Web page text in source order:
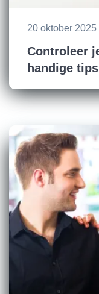
20 oktober 2025
Controleer
handige